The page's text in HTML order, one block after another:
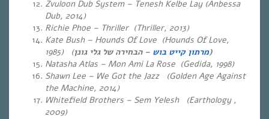
Zvuloon Dub System – Tenesh Kelbe Lay (Anbessa
Dub, 2014)
Richie Phoe – Thriller (Thriller, 2013)
Kate Bush – Hounds Of Love (Hounds Of Love,
1985) (
מרתון קייט בוש– הבחירה של גלי גונן)
Natasha Atlas – Mon Ami La Rose (Gedida, 1998)
Shawn Lee – We Got the Jazz (Golden Age Against
the Machine, 2014)
Whitefield Brothers – Sem Yelesh (Earthology ,
2009)